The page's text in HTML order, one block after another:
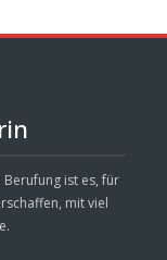
Berufung ist es, für
mit viel